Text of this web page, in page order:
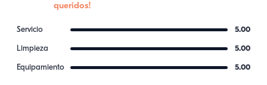
queridos!
Servicio 5.00
Limpieza 5.00
Equipamiento 5.00